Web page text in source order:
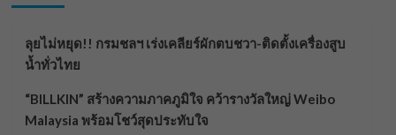
ลุยไม่หยุด!! กรมชลฯ เร่งเคลียร์ผักตบชวา-ติดตั้งเครื่องสูบ
น้ำทั่วไทย
“BILLKIN” สร้างความภาคภูมิใจ คว้ารางวัลใหญ่ Weibo
Malaysia พร้อมโชว์สุดประทับใจ